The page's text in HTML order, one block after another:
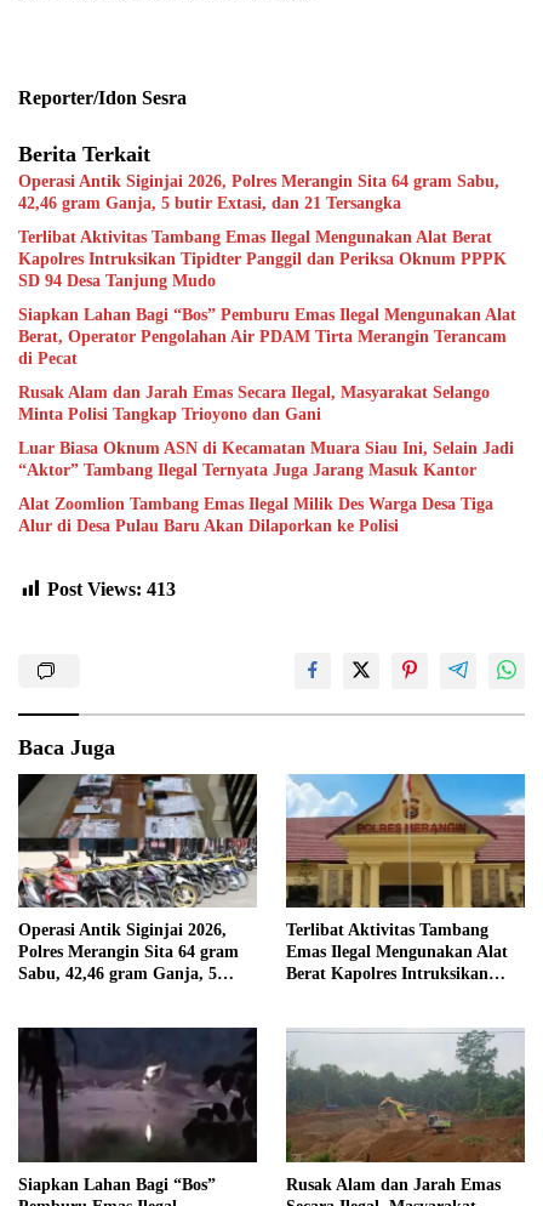
Reporter/Idon Sesra
Berita Terkait
Operasi Antik Siginjai 2026, Polres Merangin Sita 64 gram Sabu,
42,46 gram Ganja, 5 butir Extasi, dan 21 Tersangka
Terlibat Aktivitas Tambang Emas Ilegal Mengunakan Alat Berat
Kapolres Intruksikan Tipidter Panggil dan Periksa Oknum PPPK
SD 94 Desa Tanjung Mudo
Siapkan Lahan Bagi “Bos” Pemburu Emas Ilegal Mengunakan Alat
Berat, Operator Pengolahan Air PDAM Tirta Merangin Terancam
di Pecat
Rusak Alam dan Jarah Emas Secara Ilegal, Masyarakat Selango
Minta Polisi Tangkap Trioyono dan Gani
Luar Biasa Oknum ASN di Kecamatan Muara Siau Ini, Selain Jadi
“Aktor” Tambang Ilegal Ternyata Juga Jarang Masuk Kantor
Alat Zoomlion Tambang Emas Ilegal Milik Des Warga Desa Tiga
Alur di Desa Pulau Baru Akan Dilaporkan ke Polisi
Post Views: 413
Baca Juga
Operasi Antik Siginjai 2026,
Polres Merangin Sita 64 gram
Sabu, 42,46 gram Ganja, 5
Terlibat Aktivitas Tambang
Emas Ilegal Mengunakan Alat
Berat Kapolres Intruksikan
Tanjung Mudo
Siapkan Lahan Bagi “Bos”
Rusak Alam dan Jarah Emas